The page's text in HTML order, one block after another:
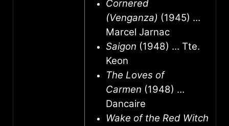
Cornered
(Venganza) (1945) …
Marcel Jarnac
Saigon (1948) … Tte.
Keon
The Loves of
Carmen (1948) …
Dancaire
Wake of the Red Witch